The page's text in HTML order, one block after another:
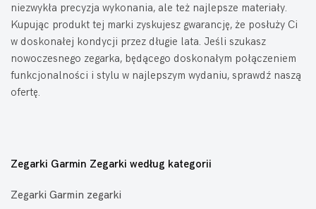
niezwykła precyzja wykonania, ale też najlepsze materiały.
Kupując produkt tej marki zyskujesz gwarancję, że posłuży Ci
w doskonałej kondycji przez długie lata. Jeśli szukasz
nowoczesnego zegarka, będącego doskonałym połączeniem
funkcjonalności i stylu w najlepszym wydaniu, sprawdź naszą
ofertę.
Zegarki Garmin Zegarki według kategorii
Zegarki Garmin zegarki